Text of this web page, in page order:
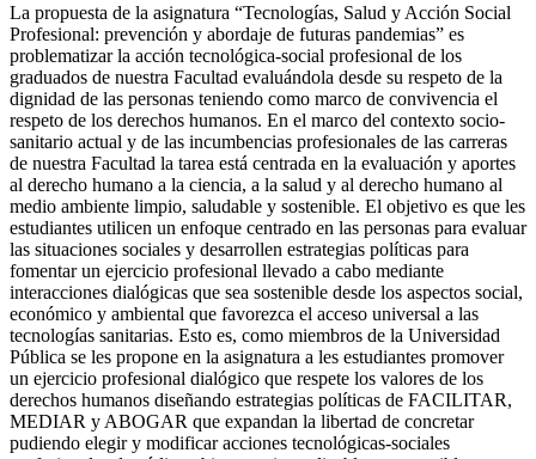
La propuesta de la asignatura “Tecnologías, Salud y Acción Social
Profesional: prevención y abordaje de futuras pandemias” es
problematizar la acción tecnológica-social profesional de los
graduados de nuestra Facultad evaluándola desde su respeto de la
dignidad de las personas teniendo como marco de convivencia el
respeto de los derechos humanos. En el marco del contexto socio-
sanitario actual y de las incumbencias profesionales de las carreras
de nuestra Facultad la tarea está centrada en la evaluación y aportes
al derecho humano a la ciencia, a la salud y al derecho humano al
medio ambiente limpio, saludable y sostenible. El objetivo es que les
estudiantes utilicen un enfoque centrado en las personas para evaluar
las situaciones sociales y desarrollen estrategias políticas para
fomentar un ejercicio profesional llevado a cabo mediante
interacciones dialógicas que sea sostenible desde los aspectos social,
económico y ambiental que favorezca el acceso universal a las
tecnologías sanitarias. Esto es, como miembros de la Universidad
Pública se les propone en la asignatura a les estudiantes promover
un ejercicio profesional dialógico que respete los valores de los
derechos humanos diseñando estrategias políticas de FACILITAR,
MEDIAR y ABOGAR que expandan la libertad de concretar
pudiendo elegir y modificar acciones tecnológicas-sociales